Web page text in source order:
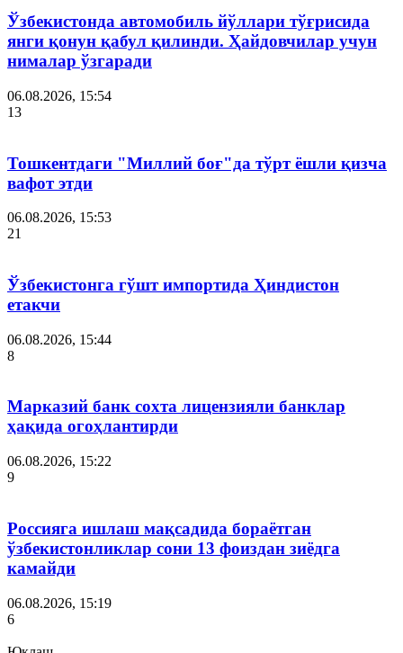
Ўзбекистонда автомобиль йўллари тўғрисида
янги қонун қабул қилинди. Ҳайдовчилар учун
нималар ўзгаради
06.08.2026, 15:54
13
Тошкентдаги "Миллий боғ"да тўрт ёшли қизча
вафот этди
06.08.2026, 15:53
21
Ўзбекистонга гўшт импортида Ҳиндистон
етакчи
06.08.2026, 15:44
8
Марказий банк сохта лицензияли банклар
ҳақида огоҳлантирди
06.08.2026, 15:22
9
Россияга ишлаш мақсадида бораётган
ўзбекистонликлар сони 13 фоиздан зиёдга
камайди
06.08.2026, 15:19
6